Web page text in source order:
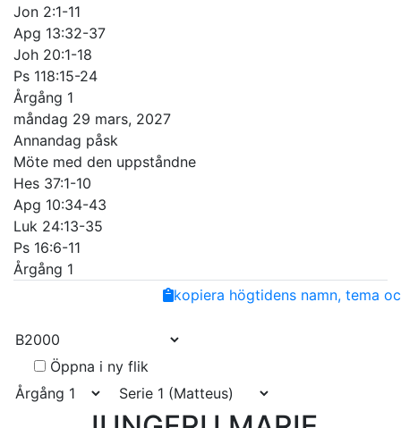
Jon 2:1-11
Apg 13:32-37
Joh 20:1-18
Ps 118:15-24
Årgång 1
måndag 29 mars, 2027
Annandag påsk
Möte med den uppståndne
Hes 37:1-10
Apg 10:34-43
Luk 24:13-35
Ps 16:6-11
Årgång 1
EmailCopy
kopiera högtidens namn, tema
Öppna i ny flik